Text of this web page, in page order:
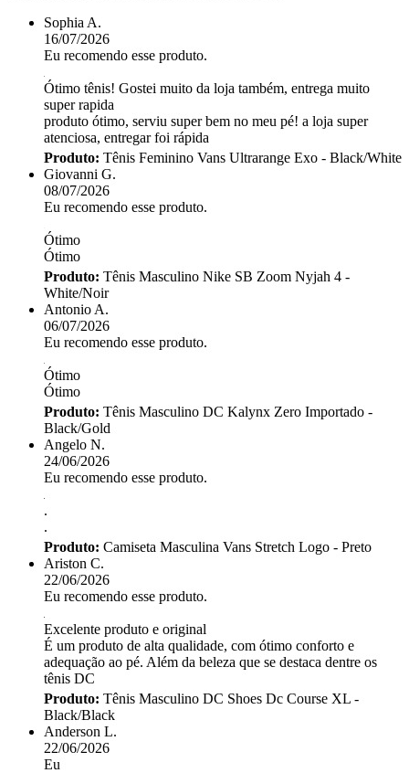
Sophia A.
16/07/2026
Eu recomendo esse produto.
Ótimo tênis! Gostei muito da loja também, entrega muito
super rapida
produto ótimo, serviu super bem no meu pé! a loja super
atenciosa, entregar foi rápida
Produto: Tênis Feminino Vans Ultrarange Exo - Black/White
Giovanni G.
08/07/2026
Eu recomendo esse produto.
Ótimo
Ótimo
Produto: Tênis Masculino Nike SB Zoom Nyjah 4 -
White/Noir
Antonio A.
06/07/2026
Eu recomendo esse produto.
Ótimo
Ótimo
Produto: Tênis Masculino DC Kalynx Zero Importado -
Black/Gold
Angelo N.
24/06/2026
Eu recomendo esse produto.
.
.
Produto: Camiseta Masculina Vans Stretch Logo - Preto
Ariston C.
22/06/2026
Eu recomendo esse produto.
Excelente produto e original
É um produto de alta qualidade, com ótimo conforto e
adequação ao pé. Além da beleza que se destaca dentre os
tênis DC
Produto: Tênis Masculino DC Shoes Dc Course XL -
Black/Black
Anderson L.
22/06/2026
Eu